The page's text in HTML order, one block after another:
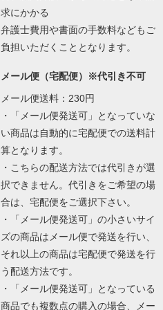
求にかかる
弁護士費用や書面の手数料などもご
負担いただくこととなります。
メール便（宅配便）※代引き不可
メール便送料：230円
・「メール便発送可」となっていな
い商品は自動的に宅配便での送料計
算となります。
・こちらの配送方法では代引きが選
択できません。代引きをご希望の場
合は、宅配便をご選択下さい。
・「メール便発送可」の小さいサイ
ズの商品はメール便で発送を行い、
それ以上の商品は宅配便で発送を行
う配送方法です。
・「メール便発送可」となっている
商品でも複数点の購入の場合、メー